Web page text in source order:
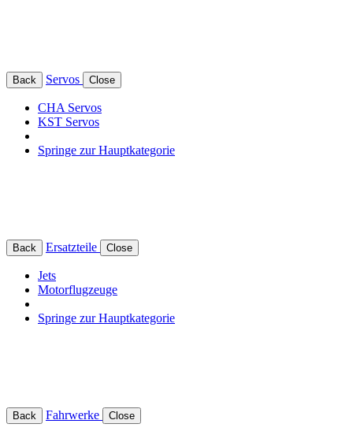
Back Servos Close
CHA Servos
KST Servos
Springe zur Hauptkategorie
Back Ersatzteile Close
Jets
Motorflugzeuge
Springe zur Hauptkategorie
Back Fahrwerke Close